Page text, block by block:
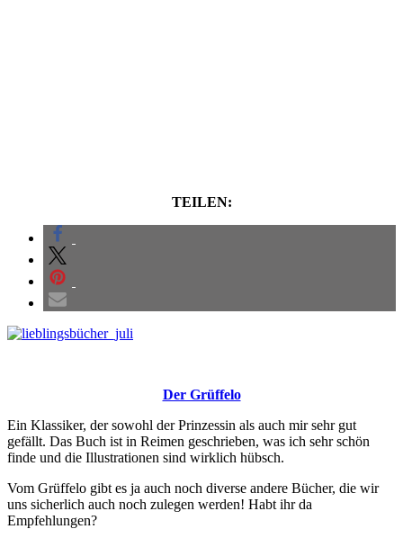
TEILEN:
Der Grüffelo
Ein Klassiker, der sowohl der Prinzessin als auch mir sehr gut
gefällt. Das Buch ist in Reimen geschrieben, was ich sehr schön
finde und die Illustrationen sind wirklich hübsch.
Vom Grüffelo gibt es ja auch noch diverse andere Bücher, die wir
uns sicherlich auch noch zulegen werden! Habt ihr da
Empfehlungen?